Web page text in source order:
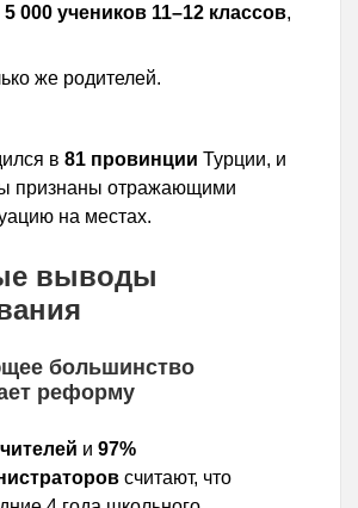
5 000 учеников 11–12 классов,
же родителей.
в 81 провинции Турции, и
признаны отражающими
на местах.
выводы
большинство
реформу
и 97%
считают, что